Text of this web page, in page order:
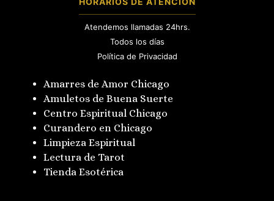
Atendemos llamadas 24hrs.
Todos los días
Política de Privacidad
Amarres de Amor Chicago
Amuletos de Buena Suerte
Centro Espiritual Chicago
Curandero en Chicago
Limpieza Espiritual
Lectura de Tarot
Tienda Esotérica